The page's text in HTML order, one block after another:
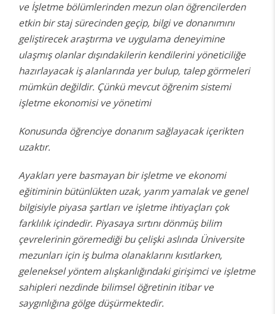
ve İşletme bölümlerinden mezun olan öğrencilerden
etkin bir staj sürecinden geçip, bilgi ve donanımını
geliştirecek araştırma ve uygulama deneyimine
ulaşmış olanlar dışındakilerin kendilerini yöneticiliğe
hazırlayacak iş alanlarında yer bulup, talep görmeleri
mümkün değildir. Çünkü mevcut öğrenim sistemi
işletme ekonomisi ve yönetimi
Konusunda öğrenciye donanım sağlayacak içerikten
uzaktır.
Ayakları yere basmayan bir işletme ve ekonomi
eğitiminin bütünlükten uzak, yarım yamalak ve genel
bilgisiyle piyasa şartları ve işletme ihtiyaçları çok
farklılık içindedir. Piyasaya sırtını dönmüş bilim
çevrelerinin göremediği bu çelişki aslında Üniversite
mezunları için iş bulma olanaklarını kısıtlarken,
geleneksel yöntem alışkanlığındaki girişimci ve işletme
sahipleri nezdinde bilimsel öğretinin itibar ve
saygınlığına gölge düşürmektedir.